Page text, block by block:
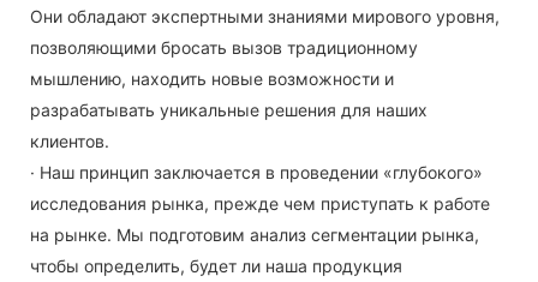
Они обладают экспертными знаниями мирового уровня,
позволяющими бросать вызов традиционному
мышлению, находить новые возможности и
разрабатывать уникальные решения для наших
клиентов.
· Наш принцип заключается в проведении «глубокого»
исследования рынка, прежде чем приступать к работе
на рынке. Мы подготовим анализ сегментации рынка,
чтобы определить, будет ли наша продукция